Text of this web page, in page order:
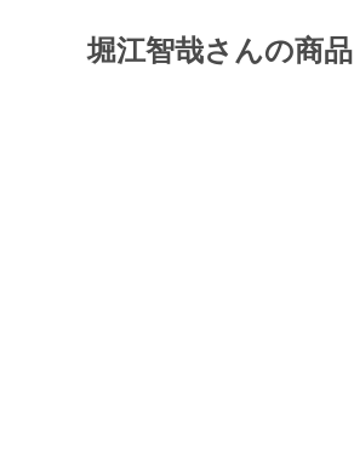
堀江智哉さんの商品